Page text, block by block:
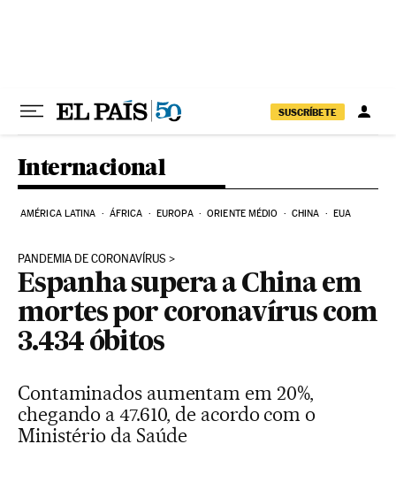
SUSCRÍBETE
Internacional
AMÉRICA LATINA ÁFRICA EUROPA ORIENTE MÉDIO CHINA EUA
PANDEMIA DE CORONAVÍRUS
Espanha supera a China em
mortes por coronavírus com
3.434 óbitos
Contaminados aumentam em 20%,
chegando a 47.610, de acordo com o
Ministério da Saúde